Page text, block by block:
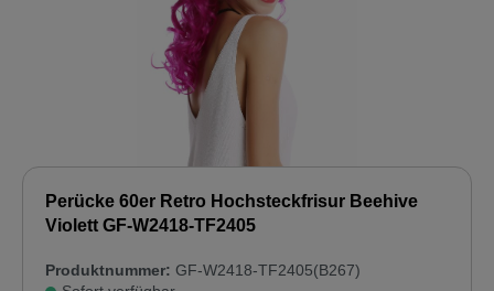
Perücke 60er Retro Hochsteckfrisur Beehive
Violett GF-W2418-TF2405
Produktnummer: GF-W2418-TF2405(B267)